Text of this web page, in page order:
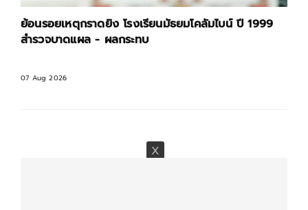
ย้อนรอยเหตุกราดยิง โรงเรียนมัธยมโคลัมไบน์ ปี 1999
สำรวจบาดแผล - ผลกระทบ
07 Aug 2026